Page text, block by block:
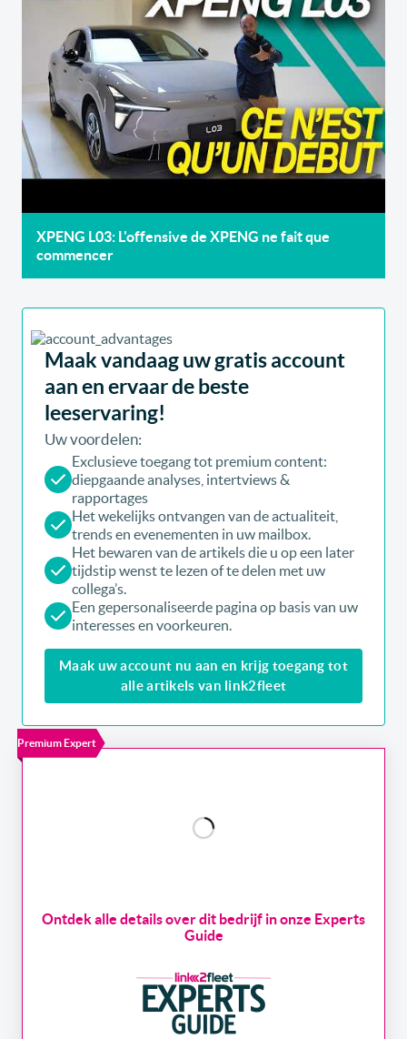
XPENG L03: L'offensive de XPENG ne fait que
commencer
Maak vandaag uw gratis account
aan en ervaar de beste
leeservaring!
Uw voordelen:
Exclusieve toegang tot premium content:
diepgaande analyses, intertviews &
rapportages
Het wekelijks ontvangen van de actualiteit,
trends en evenementen in uw mailbox.
Het bewaren van de artikels die u op een later
tijdstip wenst te lezen of te delen met uw
collega’s.
Een gepersonaliseerde pagina op basis van uw
interesses en voorkeuren.
Maak uw account nu aan en krijg toegang tot
alle artikels van link2fleet
Premium Expert
Ontdek alle details over dit bedrijf in onze Experts
Guide